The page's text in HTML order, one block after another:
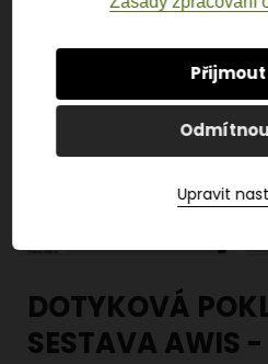
DOTYKOVÁ
SESTAVA AWIS -
Přijmout
Upravit